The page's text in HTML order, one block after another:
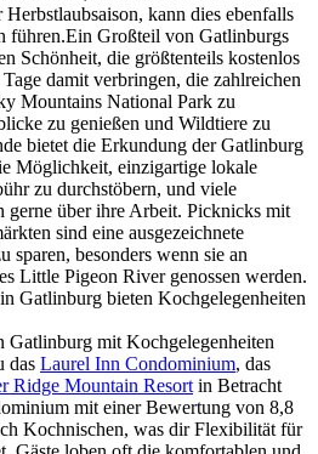
kann dies ebenfalls
führen.Ein Großteil von Gatlinburgs
Schönheit, die größtenteils kostenlos
damit verbringen, die zahlreichen
Mountains National Park zu
zu genießen und Wildtiere zu
bietet die Erkundung der Gatlinburg
Möglichkeit, einzigartige lokale
zu durchstöbern, und viele
gerne über ihre Arbeit. Picknicks mit
sind eine ausgezeichnete
sparen, besonders wenn sie an
Little Pigeon River genossen werden.
Gatlinburg bieten Kochgelegenheiten
mit Kochgelegenheiten
das Laurel Inn Condominium, das
Ridge Mountain Resort in Betracht
mit einer Bewertung von 8,8
Kochnischen, was dir Flexibilität für